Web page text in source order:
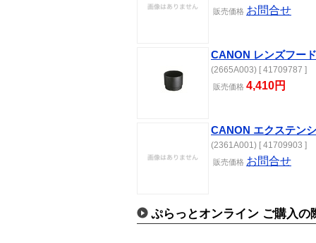
販売価格 お問合せ
CANON レンズフー
(2665A003) [ 41709787 ]
販売価格 4,410円
CANON エクステン
(2361A001) [ 41709903 ]
販売価格 お問合せ
ぷらっとオンライン ご購入の